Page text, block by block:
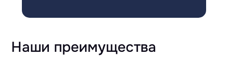
Наши преимущества